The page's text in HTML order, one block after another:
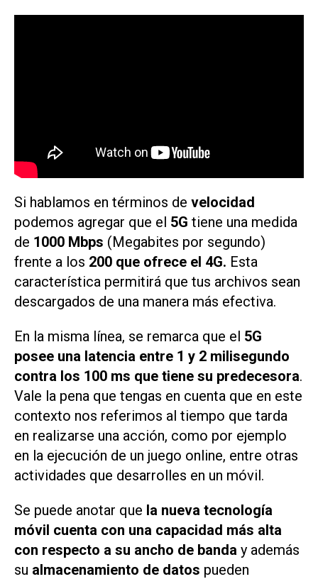
Si hablamos en términos de velocidad
podemos agregar que el 5G tiene una medida
de 1000 Mbps (Megabites por segundo)
frente a los 200 que ofrece el 4G. Esta
característica permitirá que tus archivos sean
descargados de una manera más efectiva.
En la misma línea, se remarca que el 5G
posee una latencia entre 1 y 2 milisegundo
contra los 100 ms que tiene su predecesora.
Vale la pena que tengas en cuenta que en este
contexto nos referimos al tiempo que tarda
en realizarse una acción, como por ejemplo
en la ejecución de un juego online, entre otras
actividades que desarrolles en un móvil.
Se puede anotar que la nueva tecnología
móvil cuenta con una capacidad más alta
con respecto a su ancho de banda y además
su almacenamiento de datos pueden